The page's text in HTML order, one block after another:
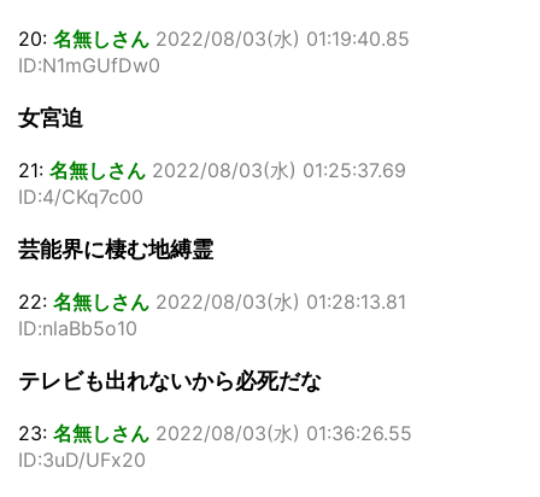
20: 名無しさん 2022/08/03(水) 01:19:40.85
ID:N1mGUfDw0
女宮迫
21: 名無しさん 2022/08/03(水) 01:25:37.69
ID:4/CKq7c00
芸能界に棲む地縛霊
22: 名無しさん 2022/08/03(水) 01:28:13.81
ID:nlaBb5o10
テレビも出れないから必死だな
23: 名無しさん 2022/08/03(水) 01:36:26.55
ID:3uD/UFx20